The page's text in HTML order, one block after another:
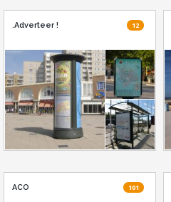
12
.Adverteer !
101
ACO